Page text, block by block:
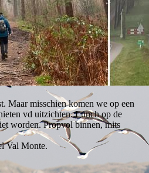
Maar misschien komen we op een
vd uitzichten. Lunch op de
worden. Propvol binnen, mits
Val Monte.